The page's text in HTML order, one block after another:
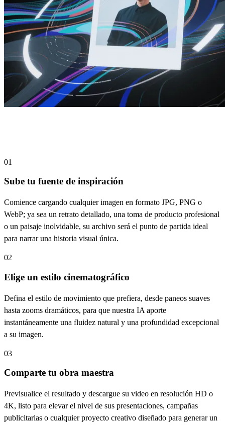
01
Sube tu fuente de inspiración
Comience cargando cualquier imagen en formato JPG, PNG o
WebP; ya sea un retrato detallado, una toma de producto profesional
o un paisaje inolvidable, su archivo será el punto de partida ideal
para narrar una historia visual única.
02
Elige un estilo cinematográfico
Defina el estilo de movimiento que prefiera, desde paneos suaves
hasta zooms dramáticos, para que nuestra IA aporte
instantáneamente una fluidez natural y una profundidad excepcional
a su imagen.
03
Comparte tu obra maestra
Previsualice el resultado y descargue su video en resolución HD o
4K, listo para elevar el nivel de sus presentaciones, campañas
publicitarias o cualquier proyecto creativo diseñado para generar un